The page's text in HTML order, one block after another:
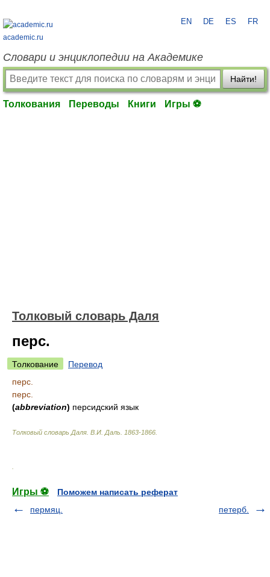
academic.ru
EN DE ES FR
Словари и энциклопедии на Академике
Найти!
Толкования Переводы Книги Игры ⚽
Толковый словарь Даля
перс.
Толкование
Перевод
перс.
перс.
(abbreviation) персидский язык
Толковый словарь Даля В.И. Даль. 1863-1866
Игры ⚽
Поможем написать реферат
пермяц.
петерб.